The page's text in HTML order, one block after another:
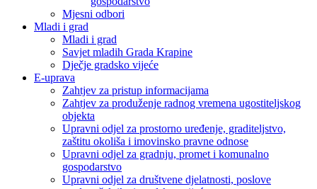
Mjesni odbori
Mladi i grad
Mladi i grad
Savjet mladih Grada Krapine
Dječje gradsko vijeće
E-uprava
Zahtjev za pristup informacijama
Zahtjev za produženje radnog vremena ugostiteljskog
objekta
Upravni odjel za prostorno uređenje, graditeljstvo,
zaštitu okoliša i imovinsko pravne odnose
Upravni odjel za gradnju, promet i komunalno
gospodarstvo
Upravni odjel za društvene djelatnosti, poslove